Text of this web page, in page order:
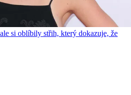
si oblíbily střih, který dokazuje, že